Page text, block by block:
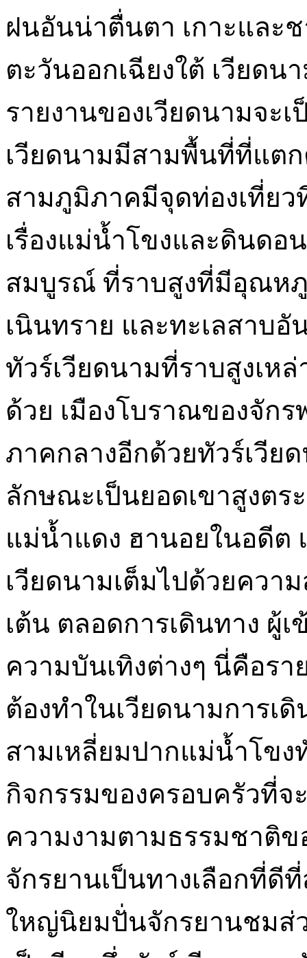
ฝนอันน่าตื่นตา เกาะและ
ตะวันออกเฉียงใต้ เวียดน
รายงานของเวียดนามจะ
เวียดนามมีสามพื้นที่ที่แตก
สามภูมิภาคมีจุดท่องเที่ย
เรื่องแม่น้ำโขงและดินดอ
สมบูรณ์ ที่ราบสูงที่มีอุณหภู
เนินทราย และทะเลสาบ
ทัวร์เวียดนามที่ราบสูงเห
ด้วย เมืองโบราณของจักร
ภาคกลางอีกด้วยทัวร์เวีย
ลักษณะเป็นยอดเขาสูงตร
แม่น้ำแดง ฮานอยในอดีต
เวียดนามเต็มไปด้วยคว
เต้น ตลอดการเดินทาง ผู้
ความบันเทิงต่างๆ นี่คือร
ต้องทำในเวียดนามการเ
สามเหลี่ยมปากแม่น้ำโขง
กิจกรรมของครอบครัวที่
ความงามตามธรรมชาติข
จักรยานเป็นทางเลือกที่ดี
ใหญ่นิยมปั่นจักรยานชมส่